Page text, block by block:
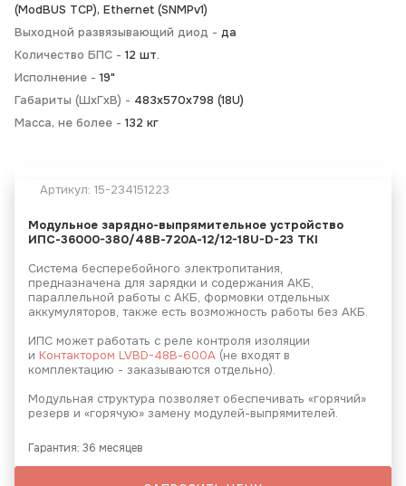
(ModBUS TCP), Ethernet (SNMPv1)
Выходной развязывающий диод - да
Количество БПС - 12 шт.
Исполнение - 19"
Габариты (ШхГхВ) - 483х570х798 (18U)
Масса, не более - 132 кг
Артикул: 15-234151223
Модульное зарядно-выпрямительное устройство
ИПС-36000-380/48В-720А-12/12-18U-D-23 ТКI
Система бесперебойного электропитания,
предназначена для зарядки и содержания АКБ,
параллельной работы с АКБ, формовки отдельных
аккумуляторов, также есть возможность работы без АКБ.
ИПС может работать с реле контроля изоляции
и Контактором LVBD-48В-600А (не входят в
комплектацию - заказываются отдельно).
Модульная структура позволяет обеспечивать «горячий»
резерв и «горячую» замену модулей-выпрямителей.
Гарантия: 36 месяцев